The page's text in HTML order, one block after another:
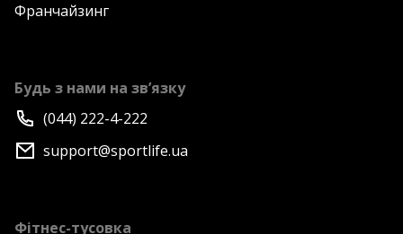
Франчайзинг
Будь з нами на зв’язку
(044) 222-4-222
support@sportlife.ua
Фітнес-тусовка